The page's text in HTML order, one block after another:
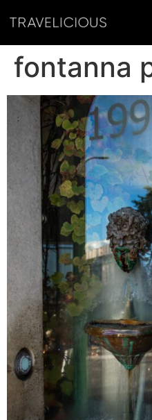
fontanna